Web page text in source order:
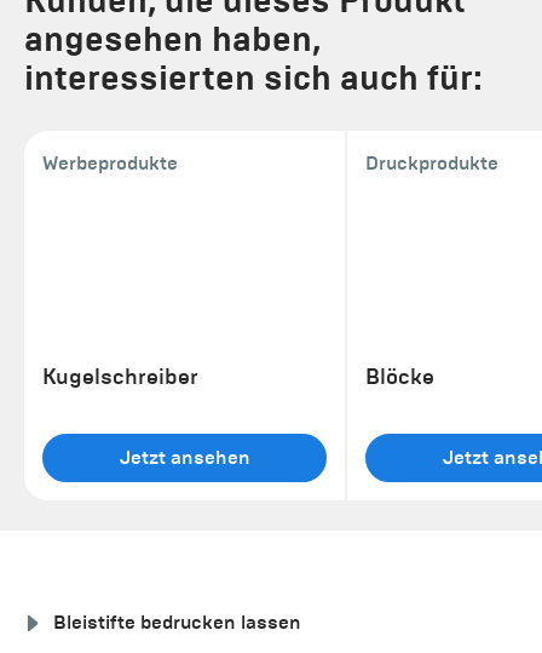
angesehen haben,
interessierten sich auch für:
Werbeprodukte
Kugelschreiber
Jetzt ansehen
Druckprodukte
Blöcke
Jetzt
Bleistifte bedrucken lassen